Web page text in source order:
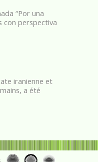
“Por una
con perspectiva
iranienne et
a été